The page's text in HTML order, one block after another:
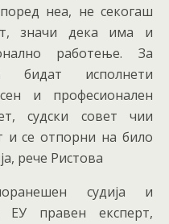
неа, не секогаш
значи дека има и
работење. За
бидат исполнети
и професионален
судски совет чии
и се отпорни на било
рече Ристова
судија и
ЕУ правен експерт,